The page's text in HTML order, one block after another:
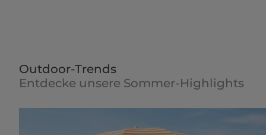
Outdoor-Trends
Entdecke unsere Sommer-Highlights